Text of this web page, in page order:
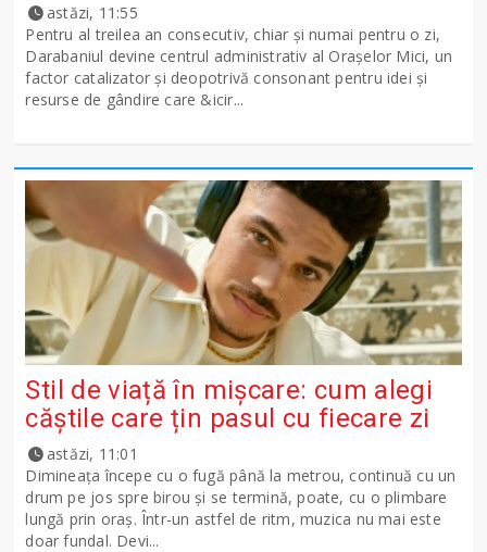
astăzi, 11:55
Pentru al treilea an consecutiv, chiar și numai pentru o zi,
Darabaniul devine centrul administrativ al Orașelor Mici, un
factor catalizator și deopotrivă consonant pentru idei și
resurse de gândire care &icir...
Stil de viață în mișcare: cum alegi
căștile care țin pasul cu fiecare zi
astăzi, 11:01
Dimineața începe cu o fugă până la metrou, continuă cu un
drum pe jos spre birou și se termină, poate, cu o plimbare
lungă prin oraș. Într-un astfel de ritm, muzica nu mai este
doar fundal. Devi...